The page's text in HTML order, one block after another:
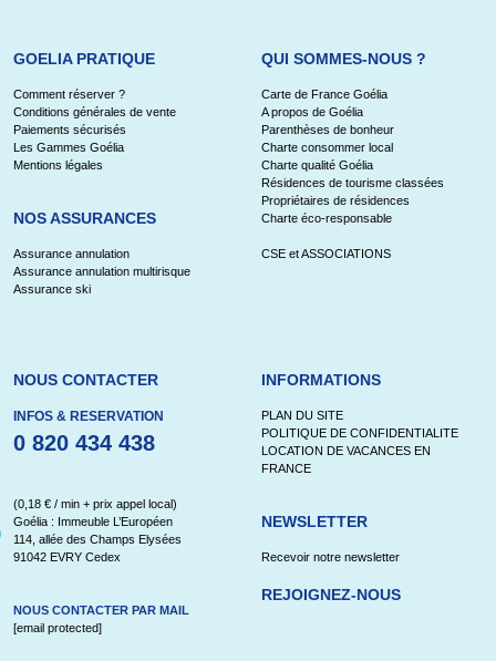
GOELIA PRATIQUE
Comment réserver ?
Conditions générales de vente
Paiements sécurisés
Les Gammes Goélia
Mentions légales
NOS ASSURANCES
Assurance annulation
Assurance annulation multirisque
Assurance ski
QUI SOMMES-NOUS ?
Carte de France Goélia
A propos de Goélia
Parenthèses de bonheur
Charte consommer local
Charte qualité Goélia
Résidences de tourisme classées
Propriétaires de résidences
Charte éco-responsable
CSE et ASSOCIATIONS
NOUS CONTACTER
INFOS & RESERVATION
0 820 434 438
(0,18 € / min + prix appel local)
Goélia : Immeuble L’Européen
114, allée des Champs Elysées
91042 EVRY Cedex
NOUS CONTACTER PAR MAIL
[email protected]
INFORMATIONS
PLAN DU SITE
POLITIQUE DE CONFIDENTIALITE
LOCATION DE VACANCES EN
FRANCE
NEWSLETTER
Recevoir notre newsletter
REJOIGNEZ-NOUS